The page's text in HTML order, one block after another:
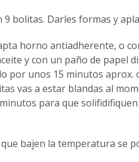
bolitas. Darles formas y
horno antiadherente, o
y con un paño de papel
por unos 15 minutos aprox.
vas a estar blandas al
para que
bajen la temperatura se